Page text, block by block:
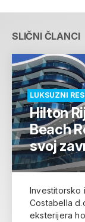
SLIČNI ČLANCI
LUKSUZNI
Hilton
Beach
svoj
Investitorsko
Costabella
eksterijera